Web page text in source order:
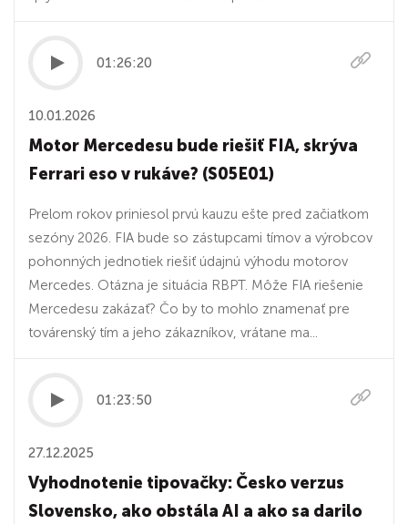
01:26:20
10.01.2026
Motor Mercedesu bude riešiť FIA, skrýva
Ferrari eso v rukáve? (S05E01)
Prelom rokov priniesol prvú kauzu ešte pred začiatkom
sezóny 2026. FIA bude so zástupcami tímov a výrobcov
pohonných jednotiek riešiť údajnú výhodu motorov
Mercedes. Otázna je situácia RBPT. Môže FIA riešenie
Mercedesu zakázať? Čo by to mohlo znamenať pre
továrenský tím a jeho zákazníkov, vrátane ma...
01:23:50
27.12.2025
Vyhodnotenie tipovačky: Česko verzus
Slovensko, ako obstála AI a ako sa darilo